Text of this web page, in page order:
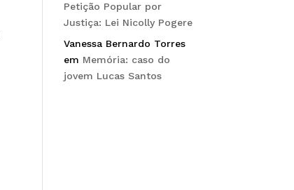
Petição Popular por
Justiça: Lei Nicolly Pogere
Vanessa Bernardo Torres
em Memória: caso do
jovem Lucas Santos